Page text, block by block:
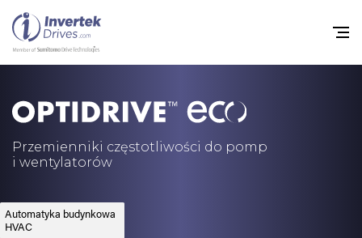
Przemienniki częstotliwości do pomp
i wentylatorów
Automatyka budynkowa
HVAC
Home
Przemienniki